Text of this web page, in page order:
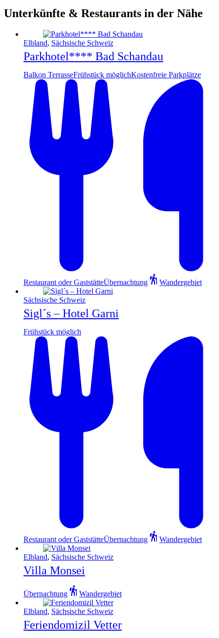
Unterkünfte & Restaurants in der Nähe
Elbland, Sächsische Schweiz
Parkhotel**** Bad Schandau
Balkon TerrasseFrühstück möglichKostenfreie Parkplätze
Restaurant oder GaststätteÜbernachtung Wandergebiet
Sächsische Schweiz
Sigl´s – Hotel Garni
Frühstück möglich
Restaurant oder GaststätteÜbernachtung Wandergebiet
Elbland, Sächsische Schweiz
Villa Monsei
Übernachtung Wandergebiet
Elbland, Sächsische Schweiz
Feriendomizil Vetter